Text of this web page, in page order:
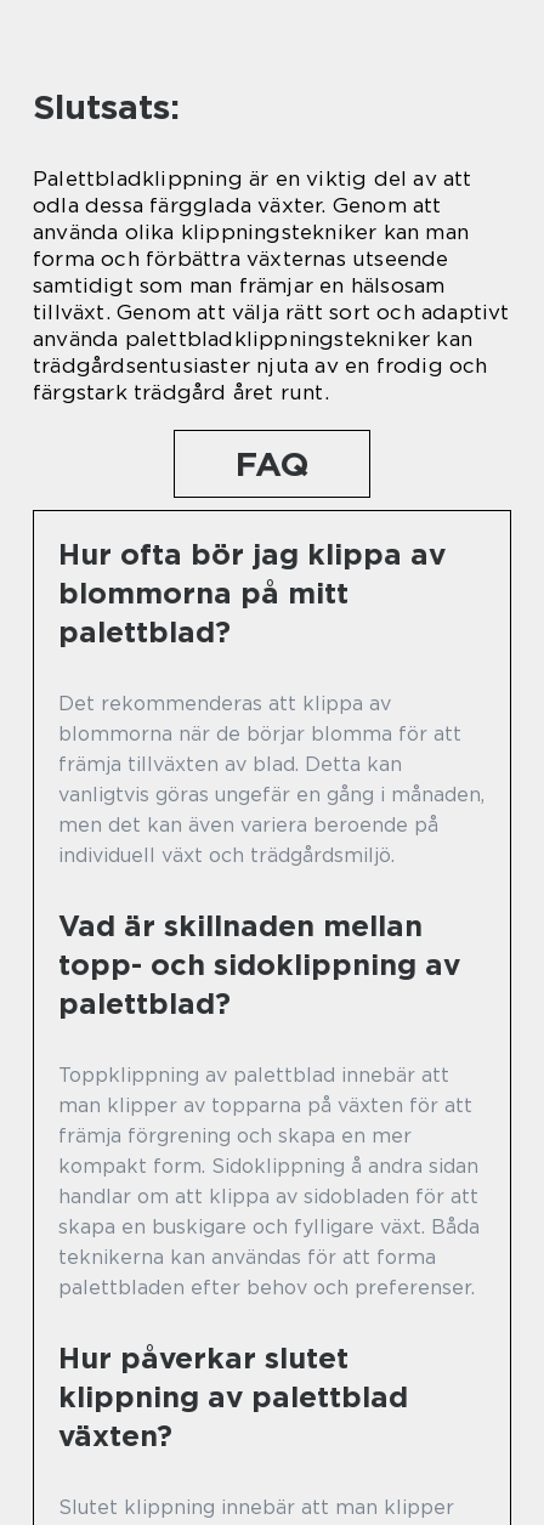
Slutsats:
Palettbladklippning är en viktig del av att
odla dessa färgglada växter. Genom att
använda olika klippningstekniker kan man
forma och förbättra växternas utseende
samtidigt som man främjar en hälsosam
tillväxt. Genom att välja rätt sort och adaptivt
använda palettbladklippningstekniker kan
trädgårdsentusiaster njuta av en frodig och
färgstark trädgård året runt.
FAQ
Hur ofta bör jag klippa av
blommorna på mitt
palettblad?
Det rekommenderas att klippa av
blommorna när de börjar blomma för att
främja tillväxten av blad. Detta kan
vanligtvis göras ungefär en gång i månaden,
men det kan även variera beroende på
individuell växt och trädgårdsmiljö.
Vad är skillnaden mellan
topp- och sidoklippning av
palettblad?
Toppklippning av palettblad innebär att
man klipper av topparna på växten för att
främja förgrening och skapa en mer
kompakt form. Sidoklippning å andra sidan
handlar om att klippa av sidobladen för att
skapa en buskigare och fylligare växt. Båda
teknikerna kan användas för att forma
palettbladen efter behov och preferenser.
Hur påverkar slutet
klippning av palettblad
växten?
Slutet klippning innebär att man klipper